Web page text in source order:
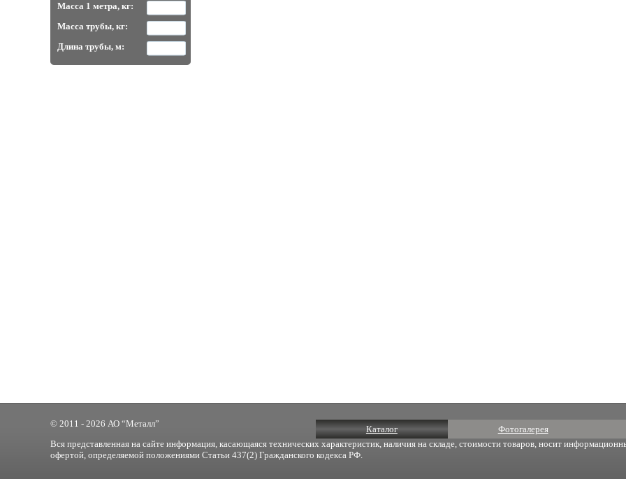
Масса 1 метра, кг:
Масса трубы, кг:
Длина трубы, м:
Каталог Фотогалерея
© 2011 - 2026 АО “Металл”
Вся представленная на сайте информация, касающаяся технических характеристик, наличия на складе, стоимости товаров, носит
офертой, определяемой положениями Статьи 437(2) Гражданского кодекса РФ.